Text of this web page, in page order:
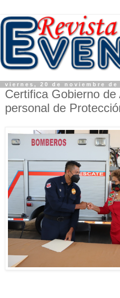
viernes, 20 de noviembre de
Certifica Gobierno de
personal de